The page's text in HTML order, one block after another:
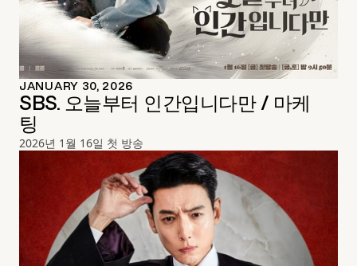
JANUARY 30, 2026
SBS. 오늘부터 인간입니다만 / 마케
팅
2026년 1월 16일 첫 방송